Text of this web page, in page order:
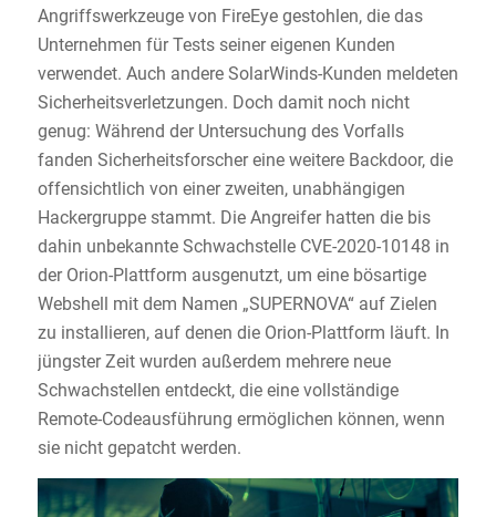
Angriffswerkzeuge von FireEye gestohlen, die das
Unternehmen für Tests seiner eigenen Kunden
verwendet. Auch andere SolarWinds-Kunden meldeten
Sicherheitsverletzungen. Doch damit noch nicht
genug: Während der Untersuchung des Vorfalls
fanden Sicherheitsforscher eine weitere Backdoor, die
offensichtlich von einer zweiten, unabhängigen
Hackergruppe stammt. Die Angreifer hatten die bis
dahin unbekannte Schwachstelle CVE-2020-10148 in
der Orion-Plattform ausgenutzt, um eine bösartige
Webshell mit dem Namen „SUPERNOVA“ auf Zielen
zu installieren, auf denen die Orion-Plattform läuft. In
jüngster Zeit wurden außerdem mehrere neue
Schwachstellen entdeckt, die eine vollständige
Remote-Codeausführung ermöglichen können, wenn
sie nicht gepatcht werden.